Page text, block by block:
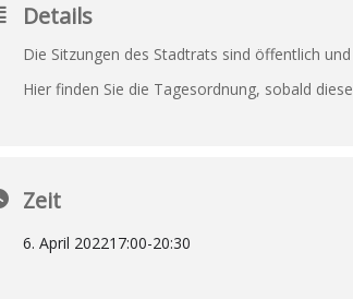
Details
Die Sitzungen des Stadtrats sind öffentlich
Hier finden Sie die Tagesordnung, sobald
Zeit
6. April 202217:00-20:30